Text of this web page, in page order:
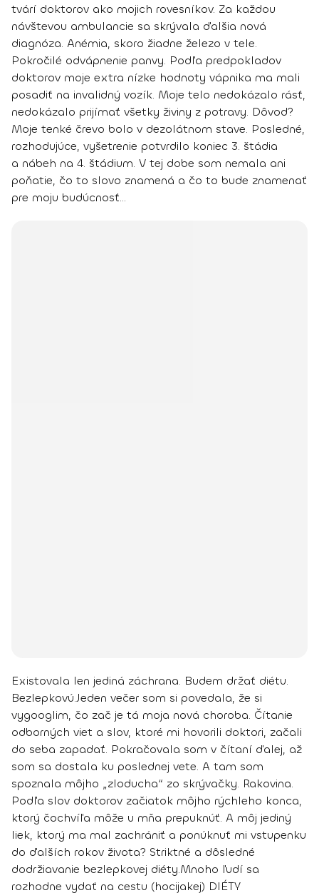
tvárí doktorov ako mojich rovesníkov. Za každou
návštevou ambulancie sa skrývala ďalšia nová
diagnóza. Anémia, skoro žiadne železo v tele.
Pokročilé odvápnenie panvy. Podľa predpokladov
doktorov moje extra nízke hodnoty vápnika ma mali
posadiť na invalidný vozík. Moje telo nedokázalo rásť,
nedokázalo prijímať všetky živiny z potravy. Dôvod?
Moje tenké črevo bolo v dezolátnom stave. Posledné,
rozhodujúce, vyšetrenie potvrdilo koniec 3. štádia
a nábeh na 4. štádium. V tej dobe som nemala ani
poňatie, čo to slovo znamená a čo to bude znamenať
pre moju budúcnosť...
Existovala len jediná záchrana. Budem držať diétu.
Bezlepkovú.Jeden večer som si povedala, že si
vygooglim, čo zač je tá moja nová choroba. Čítanie
odborných viet a slov, ktoré mi hovorili doktori, začali
do seba zapadať. Pokračovala som v čítaní ďalej, až
som sa dostala ku poslednej vete. A tam som
spoznala môjho „zloducha“ zo skrývačky. Rakovina.
Podľa slov doktorov začiatok môjho rýchleho konca,
ktorý čochvíľa môže u mňa prepuknúť. A môj jediný
liek, ktorý ma mal zachrániť a ponúknuť mi vstupenku
do ďalších rokov života? Striktné a dôsledné
dodržiavanie bezlepkovej diéty.Mnoho ľudí sa
rozhodne vydať na cestu (hocijakej) DIÉTY